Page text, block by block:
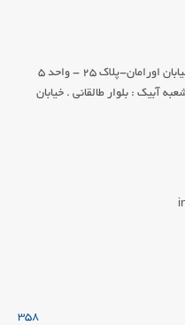
شعبه تهران-سهروردی جنوبی-خیابان اورامان-پلاک 25 - واحد 5
- 09129277017 شعبه آبیک : بلوار طالقانی . خیابان
358